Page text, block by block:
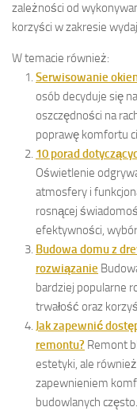
zależności od
korzyści w zakresie
W temacie również:
Serwisowanie
osób decyduje się
oszczędności na
poprawę komfortu
10 porad
Oświetlenie
atmosfery i
rosnącej
efektywności,
Budowa domu z
rozwiązanie
bardziej popularne
trwałość oraz
Jak zapewnić
remontu? Remont
estetyki, ale
zapewnieniem
budowlanych